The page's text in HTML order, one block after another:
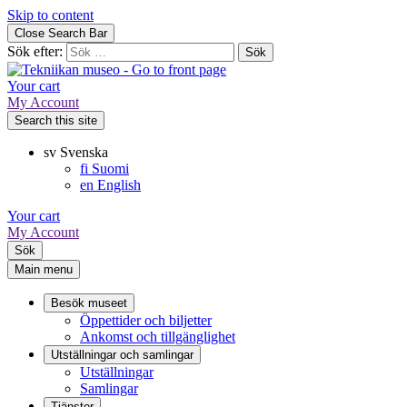
Skip to content
Close Search Bar
Sök efter:
Your cart
My Account
Search this site
sv Svenska
fi Suomi
en English
Your cart
My Account
Sök
Main menu
Besök museet
Öppettider och biljetter
Ankomst och tillgänglighet
Utställningar och samlingar
Utställningar
Samlingar